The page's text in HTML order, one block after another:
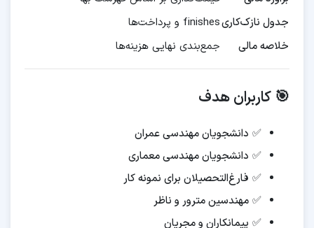
جدول نازک‌کاریfinishes و پرداخت‌ها
خلاصه مالی
جمع‌بندی نهایی هزینه‌ها
🎯 کاربران هدف
✅ دانشجویان مهندسی عمران
✅ دانشجویان مهندسی معماری
✅ فارغ‌التحصیلان برای نمونه کار
✅ مهندسین مترور و ناظر
✅ پیمانکاران و مجریان